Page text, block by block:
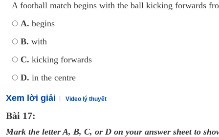
A football match begins with the ball kicking forwards
A. begins
B. with
C. kicking forwards
D. in the centre
Xem lời giải Video lý thuyết
Bài 17:
Mark the letter A, B, C, or D on your answer sheet to